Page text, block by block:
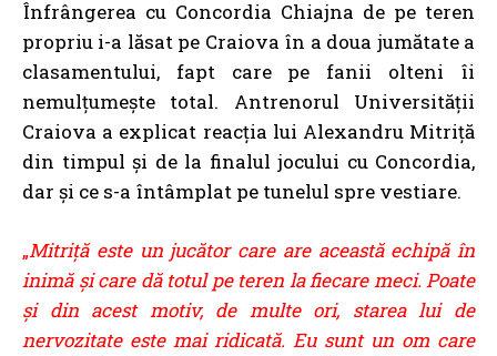
Înfrângerea cu Concordia Chiajna de pe teren
propriu i-a lăsat pe Craiova în a doua jumătate a
clasamentului, fapt care pe fanii olteni îi
nemulțumește total. Antrenorul Universității
Craiova a explicat reacția lui Alexandru Mitriță
din timpul și de la finalul jocului cu Concordia,
dar și ce s-a întâmplat pe tunelul spre vestiare.
„Mitriță este un jucător care are această echipă în
inimă și care dă totul pe teren la fiecare meci. Poate
și din acest motiv, de multe ori, starea lui de
nervozitate este mai ridicată. Eu sunt un om care